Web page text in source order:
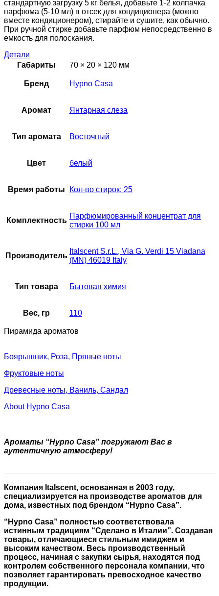
стандартную загрузку 5 кг белья, добавьте 1-2 колпачка
парфюма (5-10 мл) в отсек для кондиционера (можно
вместе кондиционером), стирайте и сушите, как обычно.
При ручной стирке добавьте парфюм непосредственно в
емкость для полоскания.
Детали
Габариты
70 × 20 × 120 мм
Бренд Hypno Casa
Аромат Янтарная слеза
Тип аромата Восточный
Цвет белый
Время работы Кол-во стирок: 25
Комплектность
Парфюмированный концентрат для
стирки 100 мл
Производитель
Italscent S.r.L., Via G. Verdi 15 Viadana
(MN) 46019 Italy
Тип товара Бытовая химия
Вес, гр 110
Пирамида ароматов
Боярышник, Роза, Пряные ноты
Фруктовые ноты
Древесные ноты, Ваниль, Сандал
About Hypno Casa
Ароматы “Hypno Casa” погружают Вас в
аутентичную атмосферу!
Компания Italscent, основанная в 2003 году,
специализируется на производстве ароматов для
дома, известных под брендом “Hypno Casa”.
“Hypno Casa” полностью соответствовала
истинным традициям “Сделано в Италии”. Создавая
товары, отличающиеся стильным имиджем и
высоким качеством. Весь производственный
процесс, начиная с закупки сырья, находятся под
контролем собственного персонала компании, что
позволяет гарантировать превосходное качество
продукции.